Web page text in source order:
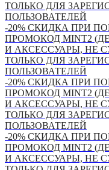
ТОЛЬКО ДЛЯ
ПОЛЬЗОВАТЕЛЕЙ
-20% СКИДКА ПРИ
ПРОМОКОД MINT2
И АКСЕССУАРЫ, НЕ
ТОЛЬКО ДЛЯ
ПОЛЬЗОВАТЕЛЕЙ
-20% СКИДКА ПРИ
ПРОМОКОД MINT2
И АКСЕССУАРЫ, НЕ
ТОЛЬКО ДЛЯ
ПОЛЬЗОВАТЕЛЕЙ
-20% СКИДКА ПРИ
ПРОМОКОД MINT2
И АКСЕССУАРЫ, НЕ